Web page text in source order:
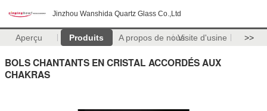
Jinzhou Wanshida Quartz Glass Co.,Ltd
Aperçu Produits A propos de nousVisite d'usine >>
BOLS CHANTANTS EN CRISTAL ACCORDÉS AUX
CHAKRAS